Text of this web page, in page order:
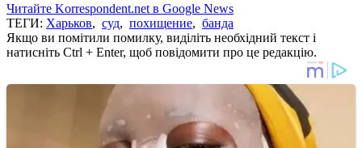
Читайте Korrespondent.net в Google News
ТЕГИ: Харьков, суд, похищение, банда
Якщо ви помітили помилку, виділіть необхідний текст і
натисніть Ctrl + Enter, щоб повідомити про це редакцію.